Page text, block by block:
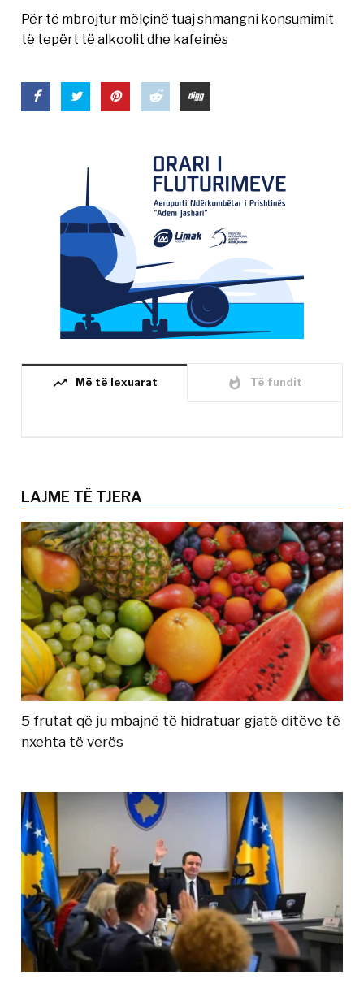
Për të mbrojtur mëlçinë tuaj shmangni konsumimit
të tepërt të alkoolit dhe kafeinës
trending_up Më të lexuarat whatshot Të fundit
LAJME TË TJERA
5 frutat që ju mbajnë të hidratuar gjatë ditëve të
nxehta të verës